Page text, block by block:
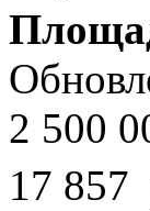
2 500
17 857